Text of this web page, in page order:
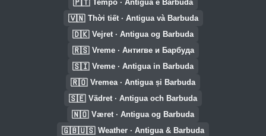
🇵🇹 Tempo · Antígua e Barbuda
🇻🇳 Thời tiết · Antigua và Barbuda
🇩🇰 Vejret · Antigua og Barbuda
🇷🇸 Vreme · Антигве и Барбуда
🇸🇮 Vreme · Antigua in Barbuda
🇷🇴 Vremea · Antigua și Barbuda
🇸🇪 Vädret · Antigua och Barbuda
🇳🇴 Været · Antigua og Barbuda
🇬🇧🇺🇸 Weather · Antigua & Barbuda